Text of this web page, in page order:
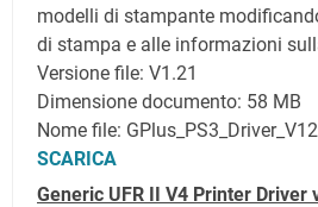
modelli di stampante
di stampa e alle informazioni
Versione file: V1.21
Dimensione documento: 58 MB
Nome file:
SCARICA
Generic UFR II V4 Printer